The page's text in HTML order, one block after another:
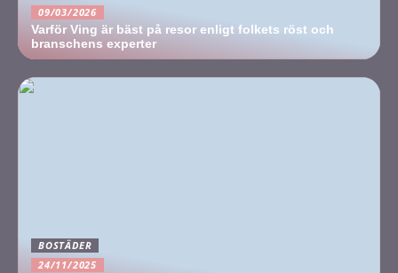
09/03/2026
Varför Ving är bäst på resor enligt folkets röst och
branschens experter
BOSTÄDER
24/11/2025